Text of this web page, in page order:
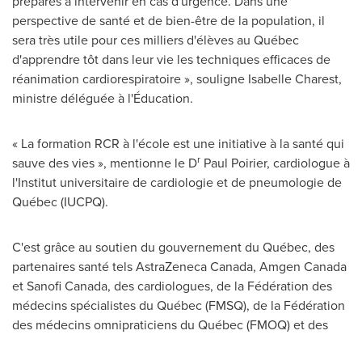
perspective de santé et de bien-être de la population, il
sera très utile pour ces milliers d'élèves au Québec
d'apprendre tôt dans leur vie les techniques efficaces de
réanimation cardiorespiratoire », souligne Isabelle Charest,
ministre déléguée à l'Éducation.
« La formation RCR à l'école est une initiative à la santé qui
sauve des vies », mentionne le Dr Paul Poirier, cardiologue à
l'Institut universitaire de cardiologie et de pneumologie de
Québec (IUCPQ).
C'est grâce au soutien du gouvernement du Québec, des
partenaires santé tels AstraZeneca Canada, Amgen Canada
et Sanofi Canada, des cardiologues, de la Fédération des
médecins spécialistes du Québec (FMSQ), de la Fédération
des médecins omnipraticiens du Québec (FMOQ) et des